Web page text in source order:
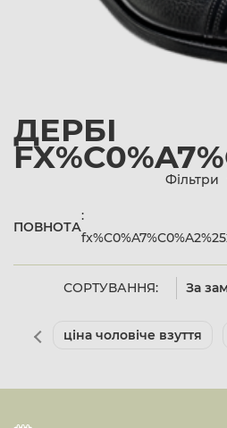
ДЕРБІ
СОРТУВАННЯ: За
Фільтри
ПОВНОТА
:
ціна чоловіче взуття